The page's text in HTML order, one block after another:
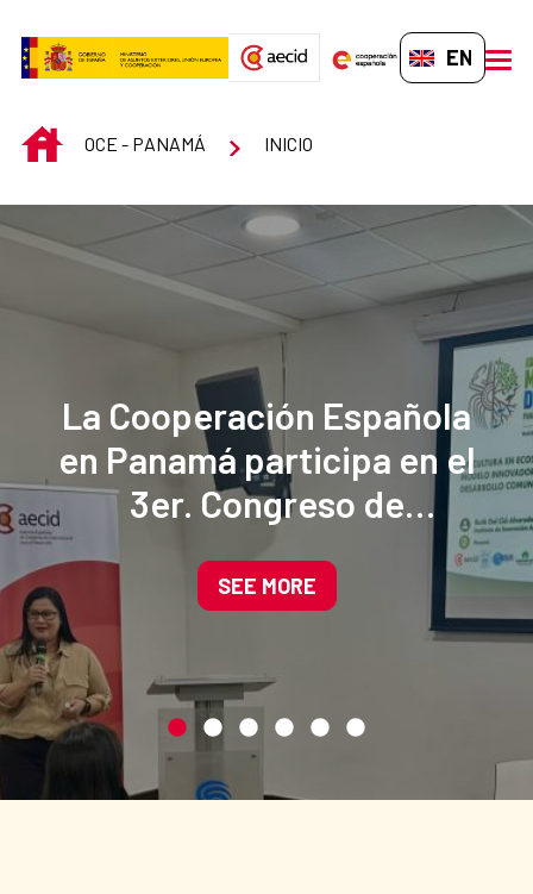
EN-GB
INICIOOCE - PANAMÁ INICIO
La Cooperación Española
en Panamá participa en el
3er. Congreso de
Manglares de América
impulsando soluciones
basadas en la naturaleza
SEE MORE